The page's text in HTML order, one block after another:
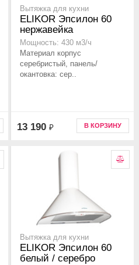
Вытяжка для кухни
ELIKOR Эпсилон 60
нержавейка
Мощность: 430 м3/ч
Материал корпус
серебристый, панель/
окантовка: сер..
13 190 ₽ В КОРЗИНУ
Вытяжка для кухни
ELIKOR Эпсилон 60
белый / серебро